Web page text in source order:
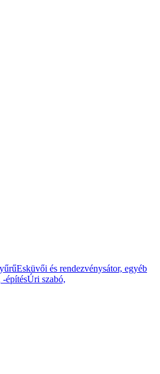
Esküvői és rendezvénysátor, egyéb
-építésÚri szabó,